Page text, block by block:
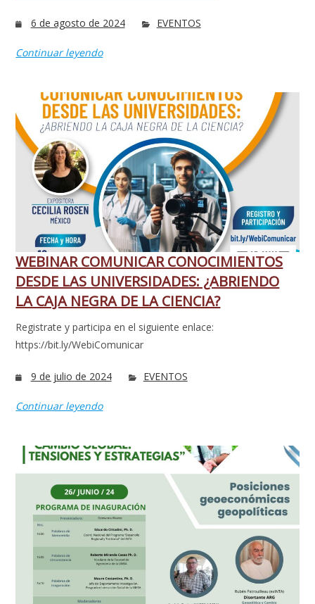
6 de agosto de 2024 EVENTOS
Continuar leyendo
WEBINAR COMUNICAR CONOCIMIENTOS
DESDE LAS UNIVERSIDADES: ¿ABRIENDO
LA CAJA NEGRA DE LA CIENCIA?
Registrate y participa en el siguiente enlace:
https://bit.ly/WebiComunicar
9 de julio de 2024 EVENTOS
Continuar leyendo